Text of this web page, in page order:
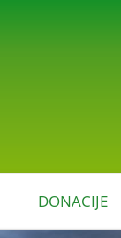
DONACIJE